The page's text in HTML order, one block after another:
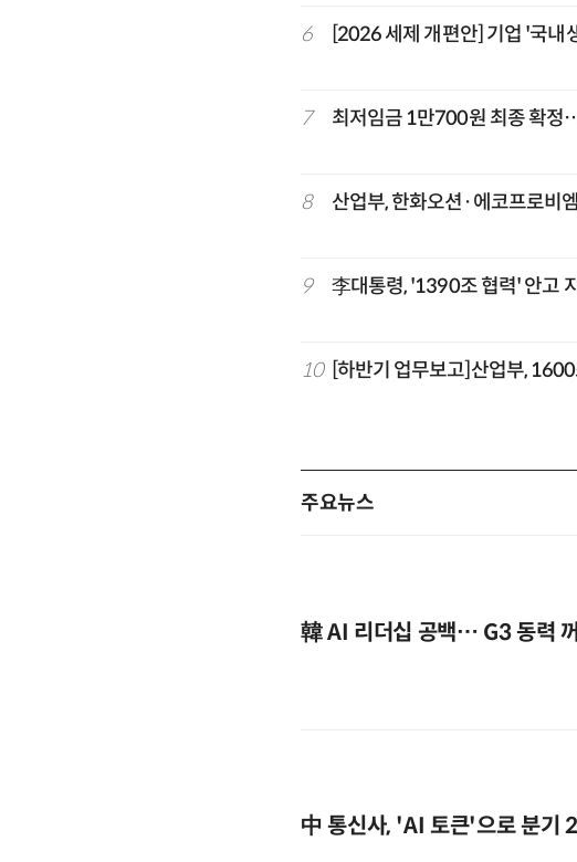
6 [2026 세제 개편안] 기업 '국
7 최저임금 1만700원 최종 확정
8 산업부, 한화오션·에코프로비
9 李대통령, '1390조 협력' 안고
10 [하반기 업무보고]산업부,
주요뉴스
韓 AI 리더십 공백… G3 동력
中 통신사, 'AI 토큰'으로 분기